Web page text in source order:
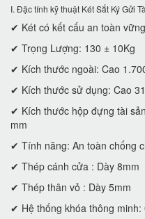
I. Đặc tính kỹ thuật Két Sắt Ký Gửi
✔ Két có kết cấu an toàn
✔ Trọng Lượng: 130 ± 10Kg
✔ Kích thước ngoài: Cao
✔ Kích thước sử dụng: Cao
✔ Kích thước hộp đựng tài
mm
✔ Tính năng: An toàn chống
✔ Thép cánh cửa : Dày 8mm
✔ Thép thân vỏ : Dày 5mm
✔ Hệ thống khóa thông